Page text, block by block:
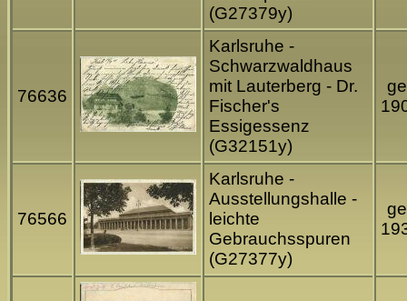
(G27379y)
76636
Karlsruhe -
Schwarzwaldhaus
mit Lauterberg - Dr.
Fischer's
Essigessenz
(G32151y)
76566
Karlsruhe -
Ausstellungshalle -
leichte
Gebrauchsspuren
(G27377y)